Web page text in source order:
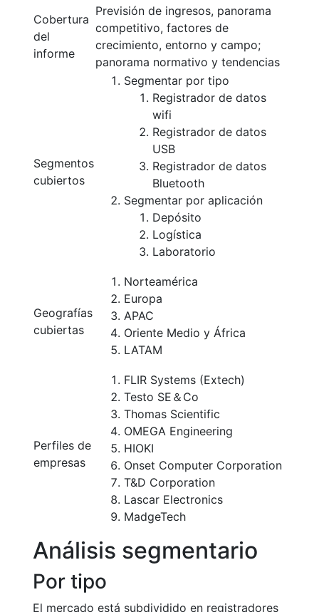
Cobertura
del
informe
Previsión de ingresos, panorama
competitivo, factores de
crecimiento, entorno y campo;
panorama normativo y tendencias
Segmentos
cubiertos
Segmentar por tipo
Registrador de datos
wifi
Registrador de datos
USB
Registrador de datos
Bluetooth
Segmentar por aplicación
Depósito
Logística
Laboratorio
Geografías
cubiertas
Norteamérica
Europa
APAC
Oriente Medio y África
LATAM
Perfiles de
empresas
FLIR Systems (Extech)
Testo SE＆Co
Thomas Scientific
OMEGA Engineering
HIOKI
Onset Computer Corporation
T&D Corporation
Lascar Electronics
MadgeTech
Análisis segmentario
Por tipo
El mercado está subdividido en registradores